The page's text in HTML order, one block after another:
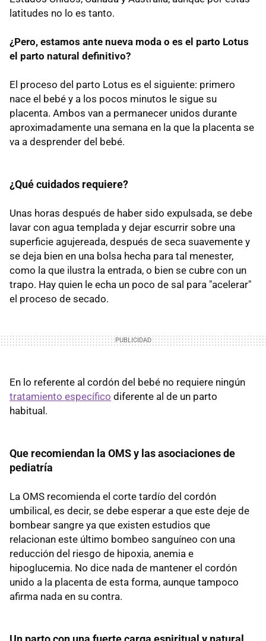
latitudes no lo es tanto.
¿Pero, estamos ante nueva moda o es el parto Lotus
el parto natural definitivo?
El proceso del parto Lotus es el siguiente: primero
nace el bebé y a los pocos minutos le sigue su
placenta. Ambos van a permanecer unidos durante
aproximadamente una semana en la que la placenta se
va a desprender del bebé.
¿Qué cuidados requiere?
Unas horas después de haber sido expulsada, se debe
lavar con agua templada y dejar escurrir sobre una
superficie agujereada, después de seca suavemente y
se deja bien en una bolsa hecha para tal menester,
como la que ilustra la entrada, o bien se cubre con un
trapo. Hay quien le echa un poco de sal para "acelerar"
el proceso de secado.
En lo referente al cordón del bebé no requiere ningún
tratamiento específico diferente al de un parto
habitual.
Que recomiendan la OMS y las asociaciones de
pediatría
La OMS recomienda el corte tardío del cordón
umbilical, es decir, se debe esperar a que este deje de
bombear sangre ya que existen estudios que
relacionan este último bombeo sanguíneo con una
reducción del riesgo de hipoxia, anemia e
hipoglucemia. No dice nada de mantener el cordón
unido a la placenta de esta forma, aunque tampoco
afirma nada en su contra.